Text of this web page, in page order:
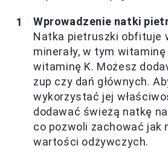
Wprowadzenie natki
Natka pietruszki obfituje
minerały, w tym witaminę
witaminę K. Możesz
zup czy dań głównych.
wykorzystać jej
dodawać świeżą natkę
co pozwoli zachować jak
wartości odżywczych.